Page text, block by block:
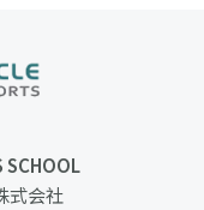
SCHOOL
式会社